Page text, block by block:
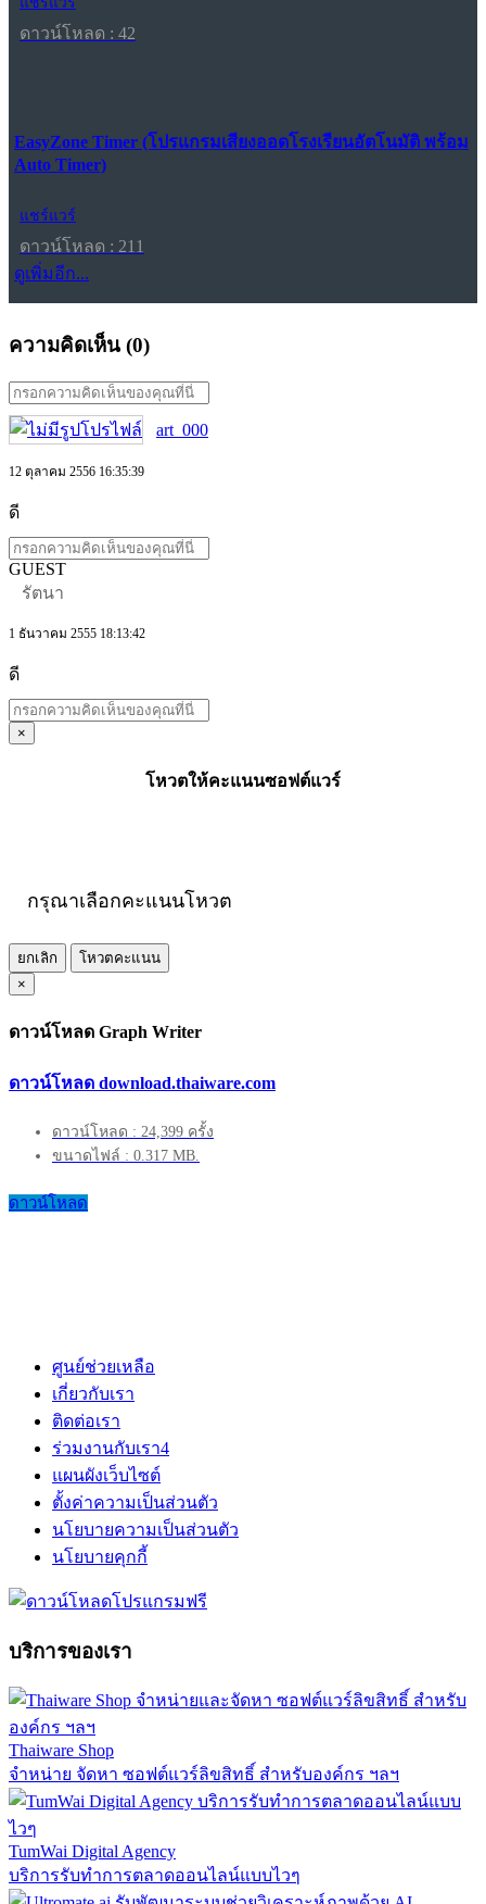
ดาวน์โหลด : 42
EasyZone Timer (โปรแกรมเสียงออดโรงเรียนอัตโนมัติ พร้อม
Auto Timer)
แชร์แวร์
ดาวน์โหลด : 211
ดูเพิ่มอีก...
ความคิดเห็น (0)
art_000
12 ตุลาคม 2556 16:35:39
ดี
GUEST
รัตนา
1 ธันวาคม 2555 18:13:42
ดี
×
โหวตให้คะแนนซอฟต์แวร์
กรุณาเลือกคะแนนโหวต
ยกเลิก
โหวตคะแนน
×
ดาวน์โหลด Graph Writer
ดาวน์โหลด download.thaiware.com
ดาวน์โหลด : 24,399 ครั้ง
ขนาดไฟล์ : 0.317 MB.
ดาวน์โหลด
ศูนย์ช่วยเหลือ
เกี่ยวกับเรา
ติดต่อเรา
ร่วมงานกับเรา4
แผนผังเว็บไซต์
ตั้งค่าความเป็นส่วนตัว
นโยบายความเป็นส่วนตัว
นโยบายคุกกี้
บริการของเรา
Thaiware Shop
จำหน่าย จัดหา ซอฟต์แวร์ลิขสิทธิ์ สำหรับองค์กร ฯลฯ
TumWai Digital Agency
บริการรับทำการตลาดออนไลน์แบบไวๆ